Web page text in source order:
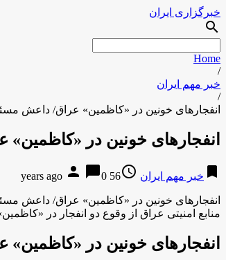
خبرگزاری ایران
search
Home
/
خبر مهم ایران
/
انفجار‎های خونین در «کاظمین» عراق/ داعش مسئولیت را بر عهده گرفت
انفجار‎های خونین در «کاظمین» عراق/ داعش مسئولیت را بر عهده گرفت
bookmark خبر مهم ایران access_time
56 years ago
person chat_bubble0
انفجار‎های خونین در «کاظمین» عراق/ داعش مسئولیت را بر عهده گرفت
منابع امنیتی عراق از وقوع دو انفجار در «کاظمین» واقع
انفجار‎های خونین در «کاظمین» عراق/ داعش مسئولیت را بر عهده گرفت